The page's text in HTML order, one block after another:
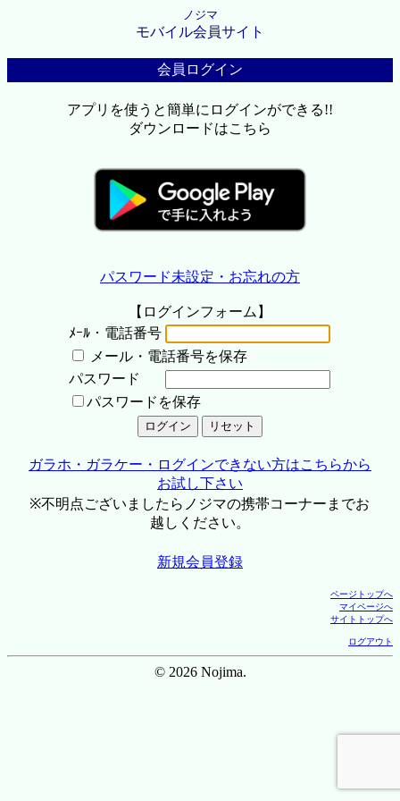
ノジマ
モバイル会員サイト
会員ログイン
アプリを使うと簡単にログインができる!!
ダウンロードはこちら
パスワード未設定・お忘れの方
【ログインフォーム】
ﾒｰﾙ・電話番号
メール・電話番号を保存
パスワード
パスワードを保存
ガラホ・ガラケー・ログインできない方はこちらから
お試し下さい
※不明点ございましたらノジマの携帯コーナーまでお
越しください。
新規会員登録
ページトップへ
マイページへ
サイトトップへ
ログアウト
© 2026 Nojima.